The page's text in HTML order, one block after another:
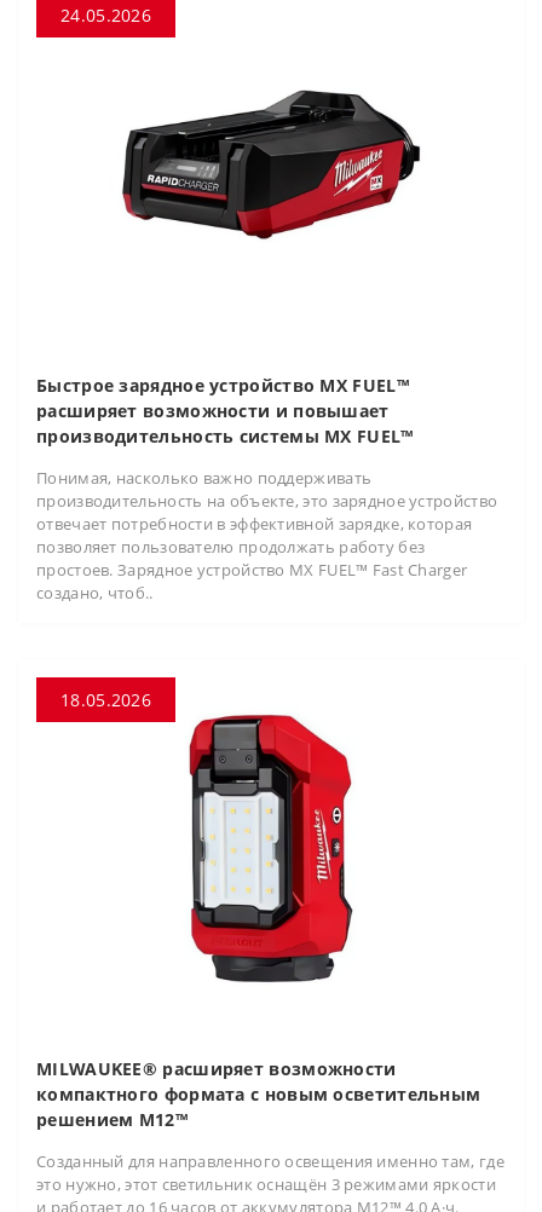
24.05.2026
Быстрое зарядное устройство MX FUEL™
расширяет возможности и повышает
производительность системы MX FUEL™
Понимая, насколько важно поддерживать
производительность на объекте, это зарядное устройство
отвечает потребности в эффективной зарядке, которая
позволяет пользователю продолжать работу без
простоев. Зарядное устройство MX FUEL™ Fast Charger
создано, чтоб..
18.05.2026
MILWAUKEE® расширяет возможности
компактного формата с новым осветительным
решением M12™
Созданный для направленного освещения именно там, где
это нужно, этот светильник оснащён 3 режимами яркости
и работает до 16 часов от аккумулятора M12™ 4.0 А·ч.